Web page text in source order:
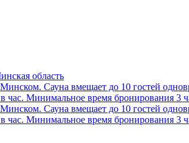
область
Сауна вмещает до 10 гостей
час. Минимальное время бронирования 3
Сауна вмещает до 10 гостей
час. Минимальное время бронирования 3